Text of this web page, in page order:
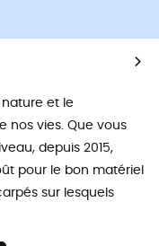
et le
nos vies. Que vous
depuis 2015,
pour le bon matériel
sur lesquels